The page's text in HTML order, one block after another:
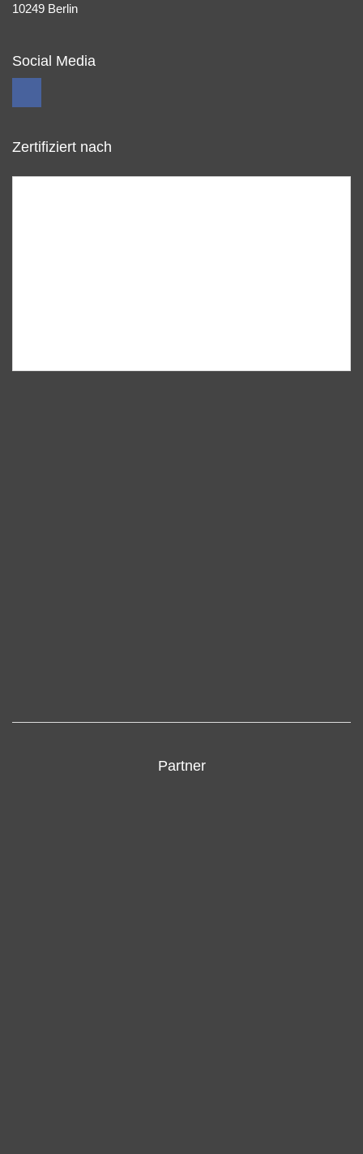
10249 Berlin
Social Media
Zertifiziert nach
Partner